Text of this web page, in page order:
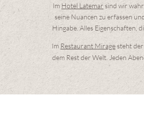
Im Hotel Latemar sind wir
seine Nuancen zu erfassen
Hingabe. Alles Eigenschaften,
Im Restaurant Miragesteht der
dem Rest der Welt. Jeden